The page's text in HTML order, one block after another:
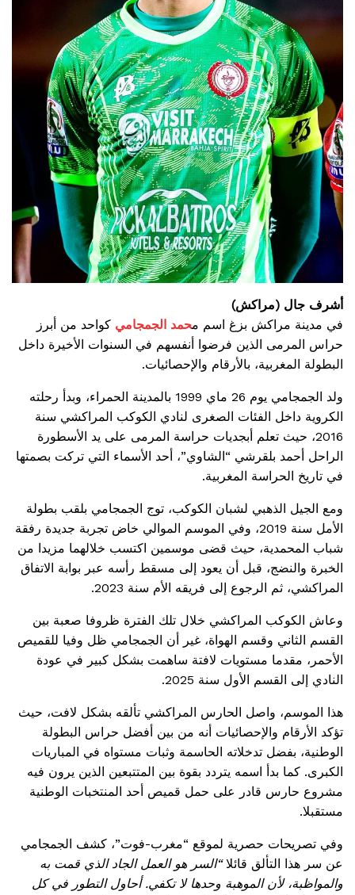
أشرف جال (مراكش)
في مدينة مراكش بزغ اسم محمد الجمجامي كواحد من أبرز
حراس المرمى الذين فرضوا أنفسهم في السنوات الأخيرة داخل
البطولة المغربية، بالأرقام والإحصائيات.
ولد الجمجامي يوم 26 ماي 1999 بالمدينة الحمراء، وبدأ رحلته
الكروية داخل الفئات الصغرى لنادي الكوكب المراكشي سنة
2016، حيث تعلم أبجديات حراسة المرمى على يد الأسطورة
الراحل أحمد بلقرشي “الشاوي”، أحد الأسماء التي تركت بصمتها
في تاريخ الحراسة المغربية.
ومع الجيل الذهبي لشبان الكوكب، توج الجمجامي بلقب بطولة
الأمل سنة 2019، وفي الموسم الموالي خاض تجربة جديدة رفقة
شباب المحمدية، حيث قضى موسمين اكتسب خلالهما مزيدا من
الخبرة والنضج، قبل أن يعود إلى مسقط رأسه عبر بوابة الاتفاق
المراكشي، ثم الرجوع إلى فريقه الأم سنة 2023.
وعاش الكوكب المراكشي خلال تلك الفترة ظروفا صعبة بين
القسم الثاني وقسم الهواة، غير أن الجمجامي ظل وفيا للقميص
الأحمر، مقدما مستويات لافتة ساهمت بشكل كبير في عودة
النادي إلى القسم الأول سنة 2025.
هذا الموسم، واصل الحارس المراكشي تألقه بشكل لافت، حيث
تؤكد الأرقام والإحصائيات أنه من بين أفضل حراس البطولة
الوطنية، بفضل تدخلاته الحاسمة وثبات مستواه في المباريات
الكبرى. كما بدأ اسمه يتردد بقوة بين المتتبعين الذين يرون فيه
مشروع حارس قادر على حمل قميص أحد المنتخبات الوطنية
مستقبلا.
وفي تصريحات حصرية لموقع “مغرب-فوت”، كشف الجمجامي
عن سر هذا التألق قائلا“السر هو العمل الجاد الذي قمت به
والمواظبة، لأن الموهبة وحدها لا تكفي. أحاول التطور في كل